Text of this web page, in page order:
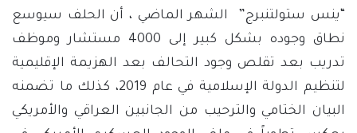
“ينس ستولتنبرج” الشهر الماضي ، أن الحلف سيوسع
نطاق وجوده بشكل كبير إلى 4000 مستشار وموظف
تدريب بعد تقلص وجود التحالف بعد الهزيمة الإقليمية
لتنظيم الدولة الإسلامية في عام 2019، كذلك ما تضمنه
البيان الختامي والترحيب من الجانبين العراقي والأمريكي